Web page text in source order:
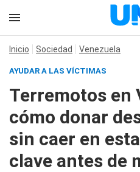
Inicio Sociedad Venezuela
AYUDAR A LAS VÍCTIMAS
Terremotos en
cómo donar
sin caer en
clave antes de